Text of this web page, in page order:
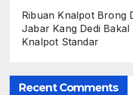
Ribuan Knalpot Brong
Jabar Kang Dedi
Knalpot Standar
Recent Comments